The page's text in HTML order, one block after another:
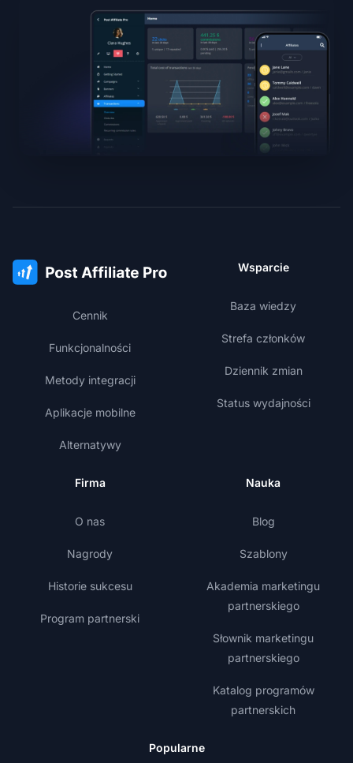
Cennik
Funkcjonalności
Metody integracji
Aplikacje mobilne
Alternatywy
Wsparcie
Baza wiedzy
Strefa członków
Dziennik zmian
Status wydajności
Firma
O nas
Nagrody
Historie sukcesu
Program partnerski
Nauka
Blog
Szablony
Akademia marketingu
partnerskiego
Słownik marketingu
partnerskiego
Katalog programów
partnerskich
Popularne